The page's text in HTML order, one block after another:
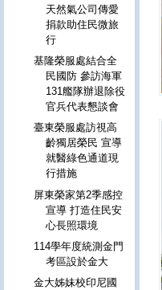
天然氣公司傳愛
捐款助住民微旅
行
基隆榮服處結合全
民國防 參訪海軍
131艦隊辦退除役
官兵代表懇談會
臺東榮服處訪視高
齡獨居榮民 宣導
就醫綠色通道現
行措施
屏東榮家第2季感控
宣導 打造住民安
心長照環境
114學年度統測金門
考區設於金大
金大姊妹校印尼國